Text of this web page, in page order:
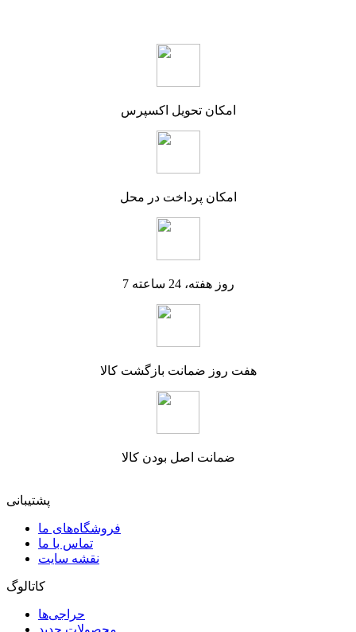
امکان تحویل اکسپرس
امکان پرداخت در محل
7 روز هفته، 24 ساعته
هفت روز ضمانت بازگشت کالا
ضمانت اصل بودن کالا
پشتیبانی
فروشگاه‌های ما
تماس با ما
نقشه سایت
کاتالوگ
حراجی‌ها
محصولات جدید